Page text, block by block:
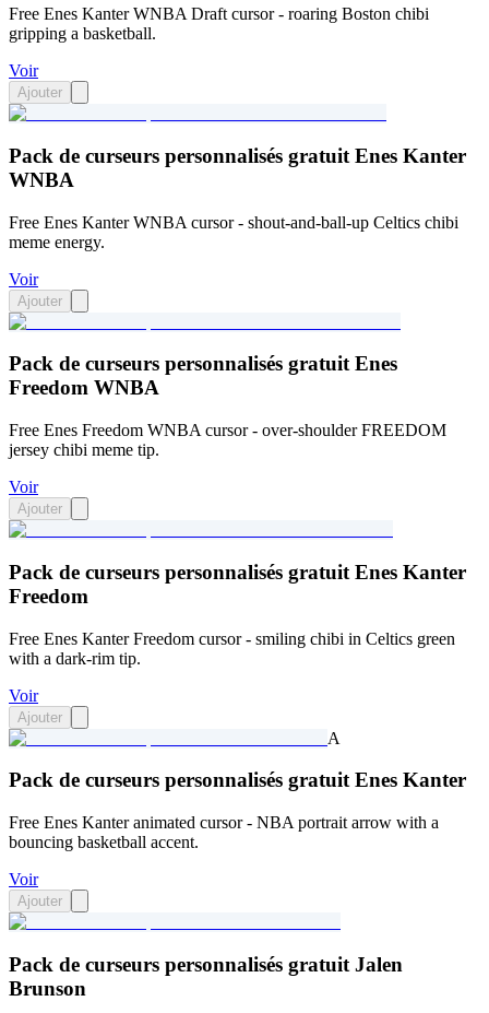
Free Enes Kanter WNBA Draft cursor - roaring Boston chibi
gripping a basketball.
Voir
Ajouter
Pack de curseurs personnalisés gratuit Enes Kanter
WNBA
Free Enes Kanter WNBA cursor - shout-and-ball-up Celtics chibi
meme energy.
Voir
Ajouter
Pack de curseurs personnalisés gratuit Enes
Freedom WNBA
Free Enes Freedom WNBA cursor - over-shoulder FREEDOM
jersey chibi meme tip.
Voir
Ajouter
Pack de curseurs personnalisés gratuit Enes Kanter
Freedom
Free Enes Kanter Freedom cursor - smiling chibi in Celtics green
with a dark-rim tip.
Voir
Ajouter
A
Pack de curseurs personnalisés gratuit Enes Kanter
Free Enes Kanter animated cursor - NBA portrait arrow with a
bouncing basketball accent.
Voir
Ajouter
Pack de curseurs personnalisés gratuit Jalen
Brunson